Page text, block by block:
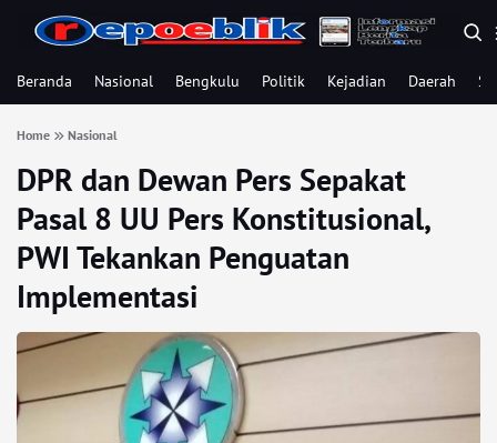
Beranda Nasional Bengkulu Politik Kejadian Daerah
Home Nasional
DPR dan Dewan Pers Sepakat
Pasal 8 UU Pers Konstitusional,
PWI Tekankan Penguatan
Implementasi